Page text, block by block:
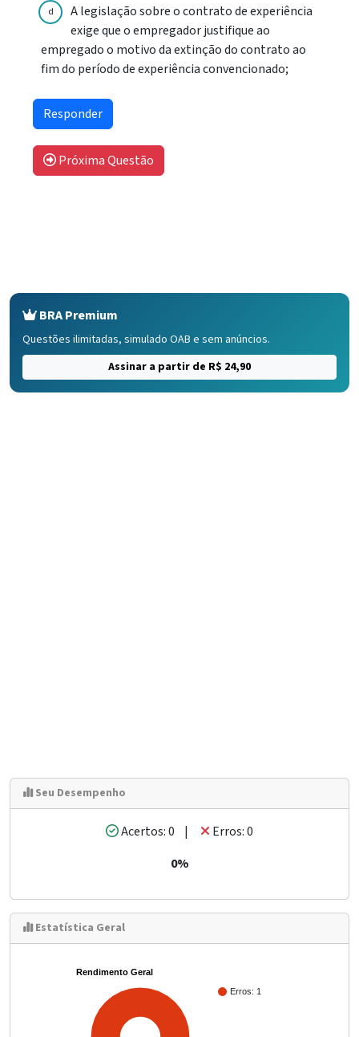
d
A legislação sobre o contrato de experiência
exige que o empregador justifique ao
empregado o motivo da extinção do contrato ao
fim do período de experiência convencionado;
Próxima Questão
BRA Premium
Questões ilimitadas, simulado OAB e sem anúncios.
Assinar a partir de R$ 24,90
Seu Desempenho
Acertos: 0 |
Erros: 0
0%
Estatística Geral
Rendimento Geral
Erros: 1